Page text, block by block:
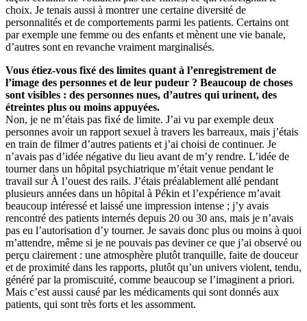
choix. Je tenais aussi à montrer une certaine diversité de
personnalités et de comportements parmi les patients. Certains ont
par exemple une femme ou des enfants et mènent une vie banale,
d’autres sont en revanche vraiment marginalisés.
Vous étiez-vous fixé des limites quant à l’enregistrement de
l’image des personnes et de leur pudeur ? Beaucoup de choses
sont visibles : des personnes nues, d’autres qui urinent, des
étreintes plus ou moins appuyées.
Non, je ne m’étais pas fixé de limite. J’ai vu par exemple deux
personnes avoir un rapport sexuel à travers les barreaux, mais j’étais
en train de filmer d’autres patients et j’ai choisi de continuer. Je
n’avais pas d’idée négative du lieu avant de m’y rendre. L’idée de
tourner dans un hôpital psychiatrique m’était venue pendant le
travail sur À l’ouest des rails. J’étais préalablement allé pendant
plusieurs années dans un hôpital à Pékin et l’expérience m’avait
beaucoup intéressé et laissé une impression intense ; j’y avais
rencontré des patients internés depuis 20 ou 30 ans, mais je n’avais
pas eu l’autorisation d’y tourner. Je savais donc plus ou moins à quoi
m’attendre, même si je ne pouvais pas deviner ce que j’ai observé ou
perçu clairement : une atmosphère plutôt tranquille, faite de douceur
et de proximité dans les rapports, plutôt qu’un univers violent, tendu,
généré par la promiscuité, comme beaucoup se l’imaginent a priori.
Mais c’est aussi causé par les médicaments qui sont donnés aux
patients, qui sont très forts et les assomment.